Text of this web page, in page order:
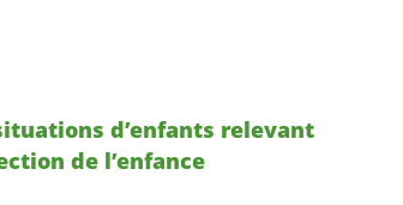
d’enfants relevant
de l’enfance